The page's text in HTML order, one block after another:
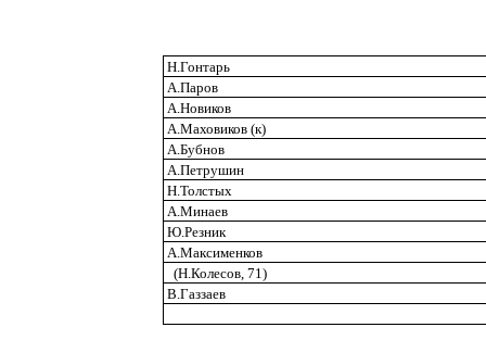
Н.Гонтарь
А.Паров
А.Новиков
А.Маховиков (к)
А.Бубнов
А.Петрушин
Н.Толстых
А.Минаев
Ю.Резник
А.Максименков
(Н.Колесов, 71)
В.Газзаев